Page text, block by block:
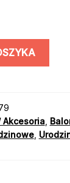
Akcesoria,
,